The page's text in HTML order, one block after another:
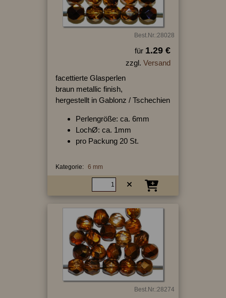
Best.Nr.:28028
für 1.29 €
zzgl. Versand
facettierte Glasperlen
braun metallic finish,
hergestellt in Gablonz / Tschechien
Perlengröße: ca. 6mm
LochØ: ca. 1mm
pro Packung 20 St.
Kategorie: 6 mm
Best.Nr.:28274